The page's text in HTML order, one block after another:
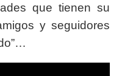
que tienen su
y seguidores